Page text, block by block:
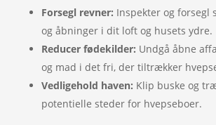
Forsegl revner: Inspekter og forsegl
og åbninger i dit loft og husets ydre.
Reducer fødekilder: Undgå åbne
og mad i det fri, der tiltrækker
Vedligehold haven: Klip buske og
potentielle steder for hvepseboer.